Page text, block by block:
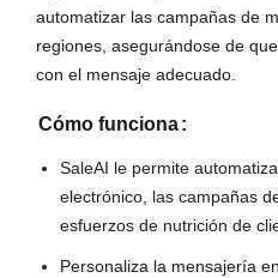
automatizar las campañas de
regiones, asegurándose de
con el mensaje adecuado.
Cómo funciona:
SaleAI le permite
electrónico, las campañas
esfuerzos de nutrición de
Personaliza la mensajería